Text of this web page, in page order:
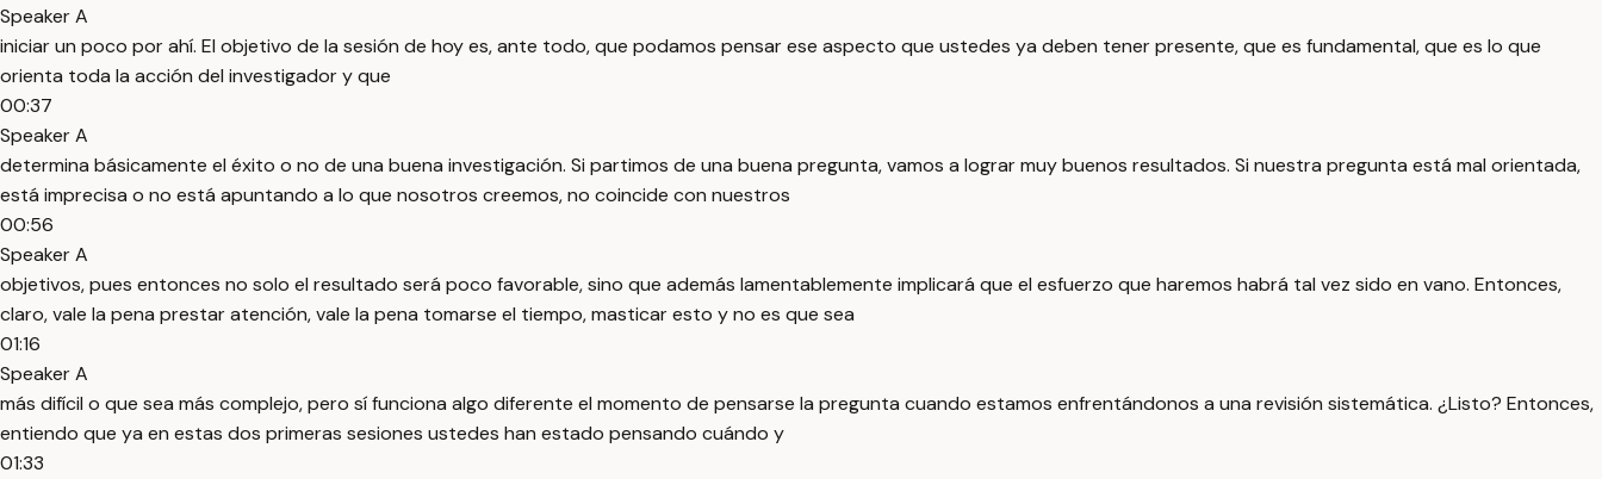
Speaker A
iniciar un poco por ahí. El objetivo de la sesión de hoy es, ante todo, que podamos pensar ese aspecto que ustedes ya deben tener presente, que es fundamental, que es lo que
orienta toda la acción del investigador y que
00:37
Speaker A
determina básicamente el éxito o no de una buena investigación. Si partimos de una buena pregunta, vamos a lograr muy buenos resultados. Si nuestra pregunta está mal orientada,
está imprecisa o no está apuntando a lo que nosotros creemos, no coincide con nuestros
00:56
Speaker A
objetivos, pues entonces no solo el resultado será poco favorable, sino que además lamentablemente implicará que el esfuerzo que haremos habrá tal vez sido en vano. Entonces,
claro, vale la pena prestar atención, vale la pena tomarse el tiempo, masticar esto y no es que sea
01:16
Speaker A
más difícil o que sea más complejo, pero sí funciona algo diferente el momento de pensarse la pregunta cuando estamos enfrentándonos a una revisión sistemática. ¿Listo? Entonces,
entiendo que ya en estas dos primeras sesiones ustedes han estado pensando cuándo y
01:33